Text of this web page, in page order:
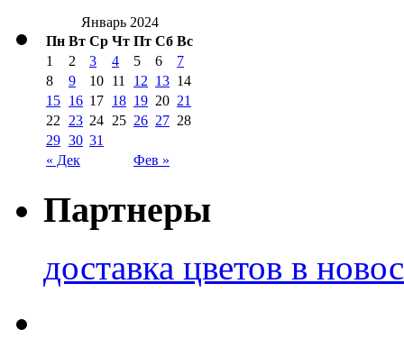
Январь 2024
Пн Вт Ср Чт Пт Сб Вс
« Дек Фев »
1 2 3 4 5 6
7
8
9 10 11 12 13 14
15 16 17 18 19 20 21
22
23 24 25 26 27 28
29 30 31
Партнеры
доставка цветов в